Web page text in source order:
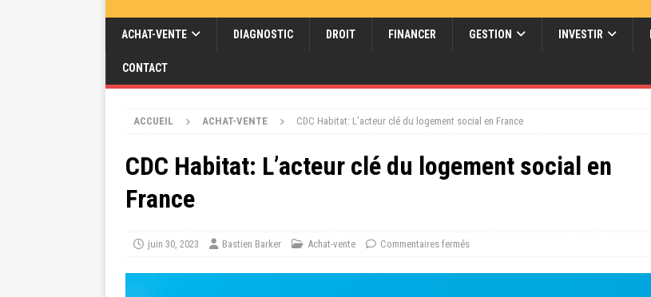
ACHAT-VENTE DIAGNOSTIC DROIT FINANCER GESTION INVESTIR
CONTACT
ACCUEIL ACHAT-VENTE CDC Habitat: L’acteur clé du logement social en France
CDC Habitat: L’acteur clé du logement social en
France
juin 30, 2023 Bastien Barker Achat-vente Commentaires fermés